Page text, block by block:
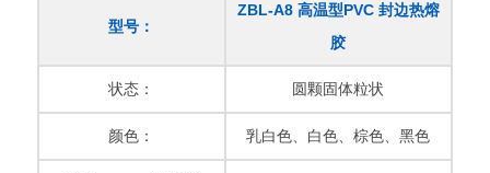
型号：
ZBL-A8 高温型PVC 封边热熔
胶
状态： 圆颗固体粒状
颜色： 乳白色、白色、棕色、黑色